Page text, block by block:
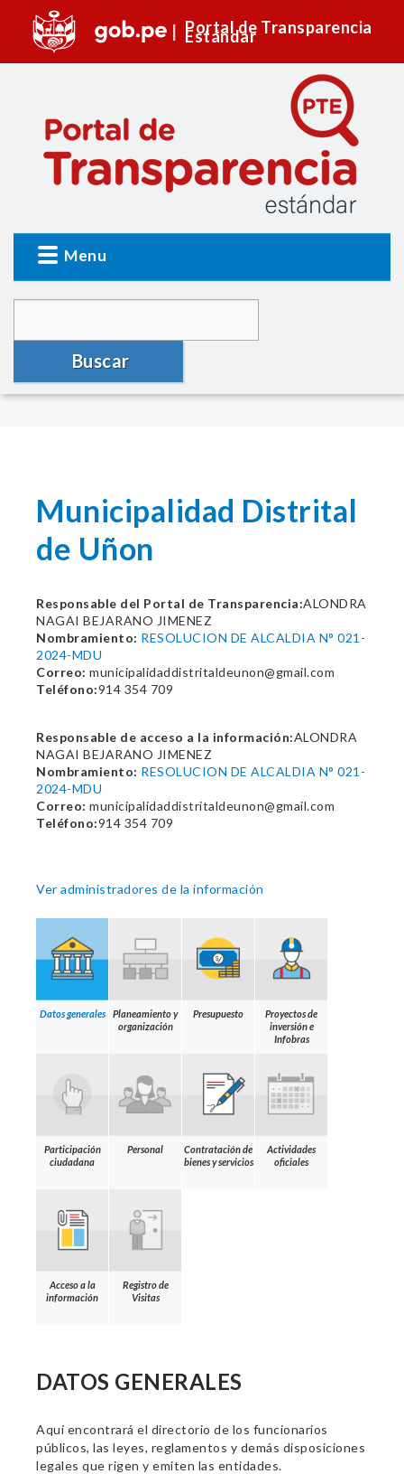
Portal de Transparencia
Estándar
Menu
Buscar
Municipalidad Distrital
de Uñon
Responsable del Portal de Transparencia:ALONDRA
NAGAI BEJARANO JIMENEZ
Nombramiento: RESOLUCION DE ALCALDIA N° 021-
2024-MDU
Correo: municipalidaddistritaldeunon@gmail.com
Teléfono:914 354 709
Responsable de acceso a la información:ALONDRA
NAGAI BEJARANO JIMENEZ
Nombramiento: RESOLUCION DE ALCALDIA N° 021-
2024-MDU
Correo: municipalidaddistritaldeunon@gmail.com
Teléfono:914 354 709
Ver administradores de la información
Datos generales
Planeamiento y
organización
Presupuesto
Proyectos de
inversión e
Infobras
Participación
ciudadana
Personal
Contratación de
bienes y servicios
Actividades
oficiales
Acceso a la
información
Registro de
Visitas
DATOS GENERALES
Aquí encontrará el directorio de los funcionarios
públicos, las leyes, reglamentos y demás disposiciones
legales que rigen y emiten las entidades.